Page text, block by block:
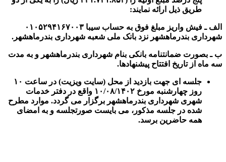
طریق ذیل ارائه نمایند:
الف ـ فیش واریز مبلغ فوق به حساب سیبا ۰۱۰۵۲۹۴۱۶۷۰۰۳
شهرداری بندرماهشهر نزد بانک ملی شعبه شهرداری بندرماهشهر.
ب ـ بصورت ضمانتنامه بانکی بنام شهرداری بندرماهشهر و به مدت
سه ماه از تاریخ افتتاح پیشنهادها.
جلسه ای جهت بازدید از محل (سایت ویزیت) در ساعت ۱۰
روز چهارشنبه مورخ ۱۰/۰۸/۱۴۰۲ واقع در دفتر خدمات
شهری شهرداری بندرماهشهر برگزار می گردد. موارد مطرح
شده در جلسه مذکور، می بایست صورتجلسه و به امضای
همه حاضرین برسد.